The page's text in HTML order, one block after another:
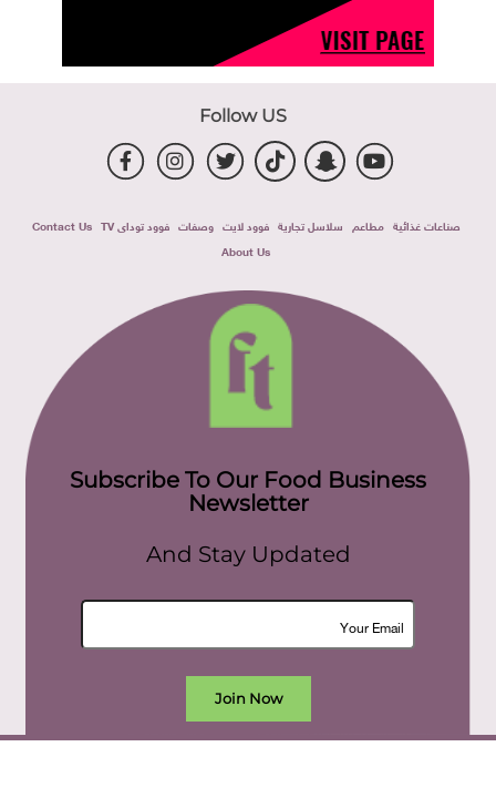
Follow US
صناعات غذائية مطاعم سلاسل تجارية فوود لايت وصفات فوود توداى TV
Contact Us
About Us
Subscribe To Our Food Business
Newsletter
And Stay Updated
Join Now